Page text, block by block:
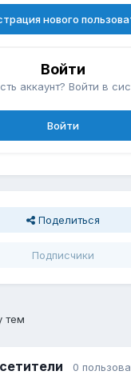
нового
Войти
аккаунт? Войти в
Войти
Поделиться
Подписчики
тем
0